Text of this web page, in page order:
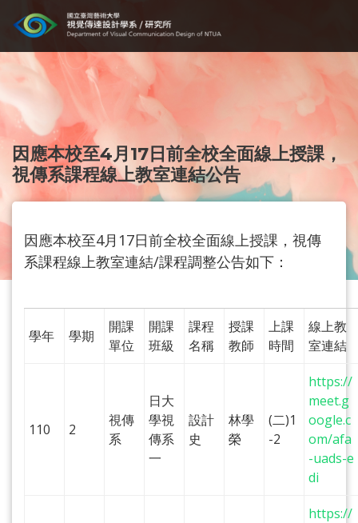
因應本校至4月17日前全校全面線上授課，
視傳系課程線上教室連結公告
因應本校至4月17日前全校全面線上授課，視傳
系課程線上教室連結/課程調整公告如下：
學年 學期
開課
單位
開課
班級
課程
名稱
授課
教師
上課
時間
線上教
室連結
110 2
視傳
系
日大
學視
傳系
一
設計
史
林學
榮
(二)1
-2
https://
meet.g
oogle.c
om/afa
-uads-e
di
https://